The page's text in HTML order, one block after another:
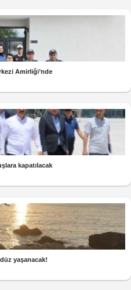
Amirliği’nde
kapatılacak
yaşanacak!